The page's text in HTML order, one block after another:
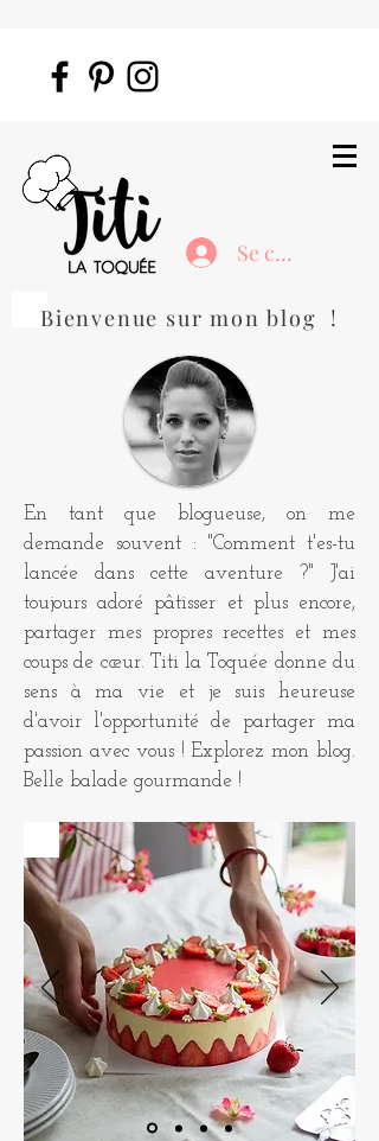
Se connecter
Bienvenue sur mon blog !
En tant que blogueuse, on me
demande souvent : "Comment t'es-tu
lancée dans cette aventure ?" J'ai
toujours adoré pâtisser et plus encore,
partager mes propres recettes et mes
coups de cœur. Titi la Toquée donne du
sens à ma vie et je suis heureuse
d'avoir l'opportunité de partager ma
passion avec vous ! Explorez mon blog.
Belle balade gourmande !